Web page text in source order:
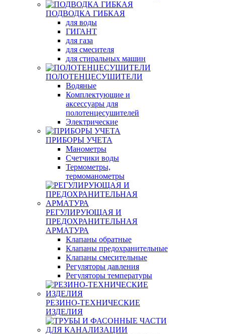
ПОДВОДКА ГИБКАЯ
для воды
ГИГАНТ
для газа
для смесителя
для стиральных машин
ПОЛОТЕНЦЕСУШИТЕЛИ
Водяные
Комплектующие и
аксессуары для
полотенцесушителей
Электрические
ПРИБОРЫ УЧЕТА
Манометры
Счетчики воды
Термометры,
термоманометры
РЕГУЛИРУЮЩАЯ И
ПРЕДОХРАНИТЕЛЬНАЯ
АРМАТУРА
Клапаны обратные
Клапаны предохранительные
Клапаны смесительные
Регуляторы давления
Регуляторы температуры
РЕЗИНО-ТЕХНИЧЕСКИЕ
ИЗДЕЛИЯ